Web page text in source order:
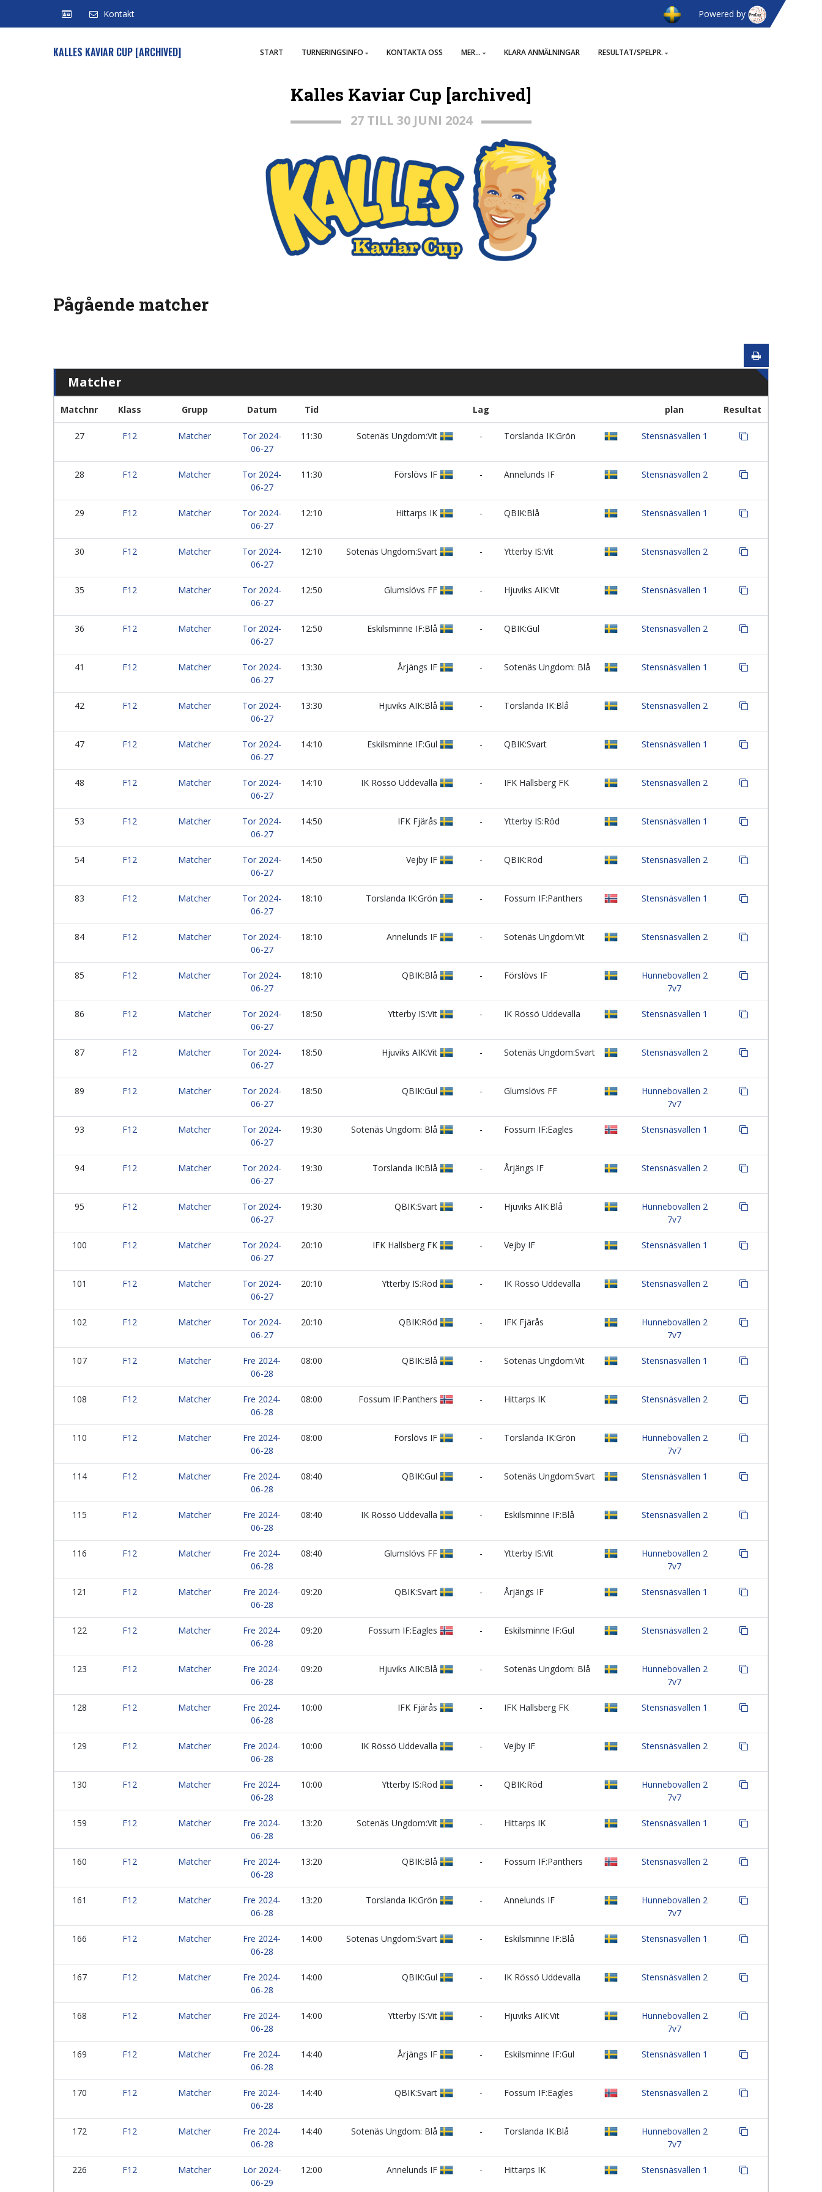
Kontakt Powered by
KALLES KAVIAR CUP [ARCHIVED] START TURNERINGSINFO KONTAKTA OSS MER... KLARA ANMÄLNINGAR RESULTAT/SPELPR.
Kalles Kaviar Cup [archived]
27 TILL 30 JUNI 2024
Pågående matcher
Matcher
Matchnr Klass Grupp Datum Tid Lag plan Resultat
27 F12 Matcher
Tor 2024-
06-27
11:30 Sotenäs Ungdom:Vit - Torslanda IK:Grön Stensnäsvallen 1
28 F12 Matcher
Tor 2024-
06-27
11:30 Förslövs IF - Annelunds IF Stensnäsvallen 2
29 F12 Matcher
Tor 2024-
06-27
12:10 Hittarps IK - QBIK:Blå Stensnäsvallen 1
30 F12 Matcher
Tor 2024-
06-27
12:10 Sotenäs Ungdom:Svart - Ytterby IS:Vit Stensnäsvallen 2
35 F12 Matcher
Tor 2024-
06-27
12:50 Glumslövs FF - Hjuviks AIK:Vit Stensnäsvallen 1
36 F12 Matcher
Tor 2024-
06-27
12:50 Eskilsminne IF:Blå - QBIK:Gul Stensnäsvallen 2
41 F12 Matcher
Tor 2024-
06-27
13:30 Årjängs IF - Sotenäs Ungdom: Blå Stensnäsvallen 1
42 F12 Matcher
Tor 2024-
06-27
13:30 Hjuviks AIK:Blå - Torslanda IK:Blå Stensnäsvallen 2
47 F12 Matcher
Tor 2024-
06-27
14:10 Eskilsminne IF:Gul - QBIK:Svart Stensnäsvallen 1
48 F12 Matcher
Tor 2024-
06-27
14:10 IK Rössö Uddevalla - IFK Hallsberg FK Stensnäsvallen 2
53 F12 Matcher
Tor 2024-
06-27
14:50 IFK Fjärås - Ytterby IS:Röd Stensnäsvallen 1
54 F12 Matcher
Tor 2024-
06-27
14:50 Vejby IF - QBIK:Röd Stensnäsvallen 2
83 F12 Matcher
Tor 2024-
06-27
18:10 Torslanda IK:Grön - Fossum IF:Panthers Stensnäsvallen 1
84 F12 Matcher
Tor 2024-
06-27
18:10 Annelunds IF - Sotenäs Ungdom:Vit Stensnäsvallen 2
85 F12 Matcher
Tor 2024-
06-27
18:10 QBIK:Blå - Förslövs IF
Hunnebovallen 2
7v7
86 F12 Matcher
Tor 2024-
06-27
18:50 Ytterby IS:Vit - IK Rössö Uddevalla Stensnäsvallen 1
87 F12 Matcher
Tor 2024-
06-27
18:50 Hjuviks AIK:Vit - Sotenäs Ungdom:Svart Stensnäsvallen 2
89 F12 Matcher
Tor 2024-
06-27
18:50 QBIK:Gul - Glumslövs FF
Hunnebovallen 2
7v7
93 F12 Matcher
Tor 2024-
06-27
19:30 Sotenäs Ungdom: Blå - Fossum IF:Eagles Stensnäsvallen 1
94 F12 Matcher
Tor 2024-
06-27
19:30 Torslanda IK:Blå - Årjängs IF Stensnäsvallen 2
95 F12 Matcher
Tor 2024-
06-27
19:30 QBIK:Svart - Hjuviks AIK:Blå
Hunnebovallen 2
7v7
100 F12 Matcher
Tor 2024-
06-27
20:10 IFK Hallsberg FK - Vejby IF Stensnäsvallen 1
101 F12 Matcher
Tor 2024-
06-27
20:10 Ytterby IS:Röd - IK Rössö Uddevalla Stensnäsvallen 2
102 F12 Matcher
Tor 2024-
06-27
20:10 QBIK:Röd - IFK Fjärås
Hunnebovallen 2
7v7
107 F12 Matcher
Fre 2024-
06-28
08:00 QBIK:Blå - Sotenäs Ungdom:Vit Stensnäsvallen 1
108 F12 Matcher
Fre 2024-
06-28
08:00 Fossum IF:Panthers - Hittarps IK Stensnäsvallen 2
110 F12 Matcher
Fre 2024-
06-28
08:00 Förslövs IF - Torslanda IK:Grön
Hunnebovallen 2
7v7
114 F12 Matcher
Fre 2024-
06-28
08:40 QBIK:Gul - Sotenäs Ungdom:Svart Stensnäsvallen 1
115 F12 Matcher
Fre 2024-
06-28
08:40 IK Rössö Uddevalla - Eskilsminne IF:Blå Stensnäsvallen 2
116 F12 Matcher
Fre 2024-
06-28
08:40 Glumslövs FF - Ytterby IS:Vit
Hunnebovallen 2
7v7
121 F12 Matcher
Fre 2024-
06-28
09:20 QBIK:Svart - Årjängs IF Stensnäsvallen 1
122 F12 Matcher
Fre 2024-
06-28
09:20 Fossum IF:Eagles - Eskilsminne IF:Gul Stensnäsvallen 2
123 F12 Matcher
Fre 2024-
06-28
09:20 Hjuviks AIK:Blå - Sotenäs Ungdom: Blå
Hunnebovallen 2
7v7
128 F12 Matcher
Fre 2024-
06-28
10:00 IFK Fjärås - IFK Hallsberg FK Stensnäsvallen 1
129 F12 Matcher
Fre 2024-
06-28
10:00 IK Rössö Uddevalla - Vejby IF Stensnäsvallen 2
130 F12 Matcher
Fre 2024-
06-28
10:00 Ytterby IS:Röd - QBIK:Röd
Hunnebovallen 2
7v7
159 F12 Matcher
Fre 2024-
06-28
13:20 Sotenäs Ungdom:Vit - Hittarps IK Stensnäsvallen 1
160 F12 Matcher
Fre 2024-
06-28
13:20 QBIK:Blå - Fossum IF:Panthers Stensnäsvallen 2
161 F12 Matcher
Fre 2024-
06-28
13:20 Torslanda IK:Grön - Annelunds IF
Hunnebovallen 2
7v7
166 F12 Matcher
Fre 2024-
06-28
14:00 Sotenäs Ungdom:Svart - Eskilsminne IF:Blå Stensnäsvallen 1
167 F12 Matcher
Fre 2024-
06-28
14:00 QBIK:Gul - IK Rössö Uddevalla Stensnäsvallen 2
168 F12 Matcher
Fre 2024-
06-28
14:00 Ytterby IS:Vit - Hjuviks AIK:Vit
Hunnebovallen 2
7v7
169 F12 Matcher
Fre 2024-
06-28
14:40 Årjängs IF - Eskilsminne IF:Gul Stensnäsvallen 1
170 F12 Matcher
Fre 2024-
06-28
14:40 QBIK:Svart - Fossum IF:Eagles Stensnäsvallen 2
172 F12 Matcher
Fre 2024-
06-28
14:40 Sotenäs Ungdom: Blå - Torslanda IK:Blå
Hunnebovallen 2
7v7
226 F12 Matcher
Lör 2024-
06-29
12:00 Annelunds IF - Hittarps IK Stensnäsvallen 1